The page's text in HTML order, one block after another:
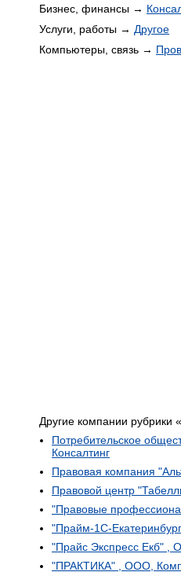
Бизнес, финансы →
Услуги, работы → Другое
Компьютеры, связь →
Другие компании рубрики
Потребительское
Консалтинг
Правовая компания
Правовой центр
"Правовые
"Прайм-1С-
"Прайс Экспресс Екб" ,
"ПРАКТИКА" , ООО,